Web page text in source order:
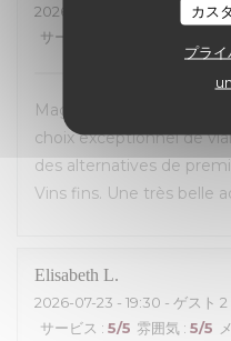
カス
プラ
2026-07-23
- 19:30 - ゲスト 5
サービス
Magnifique découverte!
choix exceptionnel de
des alternatives de
Vins fins. Une très belle
Elisabeth L
2026-07-23 - 19:30 - ゲスト 2
サービス : 5/5 雰囲気 : 5/5